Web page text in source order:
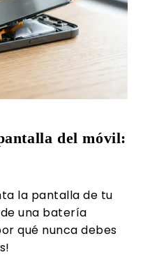
del móvil:
la pantalla de tu
una batería
qué nunca debes